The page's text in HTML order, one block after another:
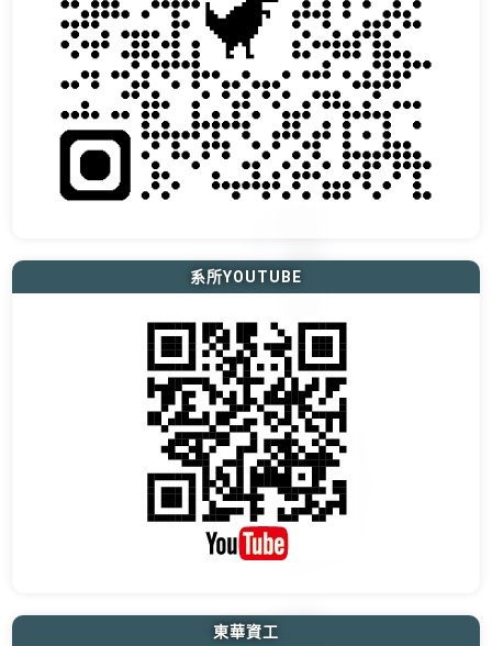
系所YOUTUBE
東華資工